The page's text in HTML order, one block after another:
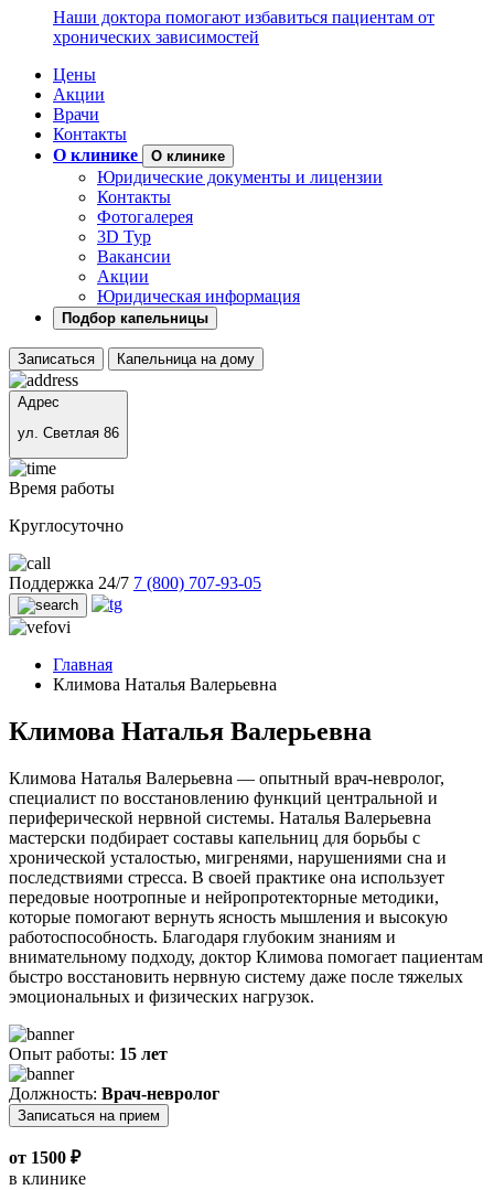
Наши доктора помогают избавиться пациентам от
хронических зависимостей
Цены
Акции
Врачи
Контакты
О клинике
О клинике
Юридические документы и лицензии
Контакты
Фотогалерея
3D Тур
Вакансии
Акции
Юридическая информация
Подбор капельницы
Записаться Капельница на дому
Адрес
ул. Светлая 86
Время работы
Круглосуточно
Поддержка 24/7 7 (800) 707-93-05
Главная
Климова Наталья Валерьевна
Климова Наталья Валерьевна
Климова Наталья Валерьевна — опытный врач-невролог,
специалист по восстановлению функций центральной и
периферической нервной системы. Наталья Валерьевна
мастерски подбирает составы капельниц для борьбы с
хронической усталостью, мигренями, нарушениями сна и
последствиями стресса. В своей практике она использует
передовые ноотропные и нейропротекторные методики,
которые помогают вернуть ясность мышления и высокую
работоспособность. Благодаря глубоким знаниям и
внимательному подходу, доктор Климова помогает пациентам
быстро восстановить нервную систему даже после тяжелых
эмоциональных и физических нагрузок.
Опыт работы: 15 лет
Должность: Врач-невролог
Записаться на прием
от 1500 ₽
в клинике